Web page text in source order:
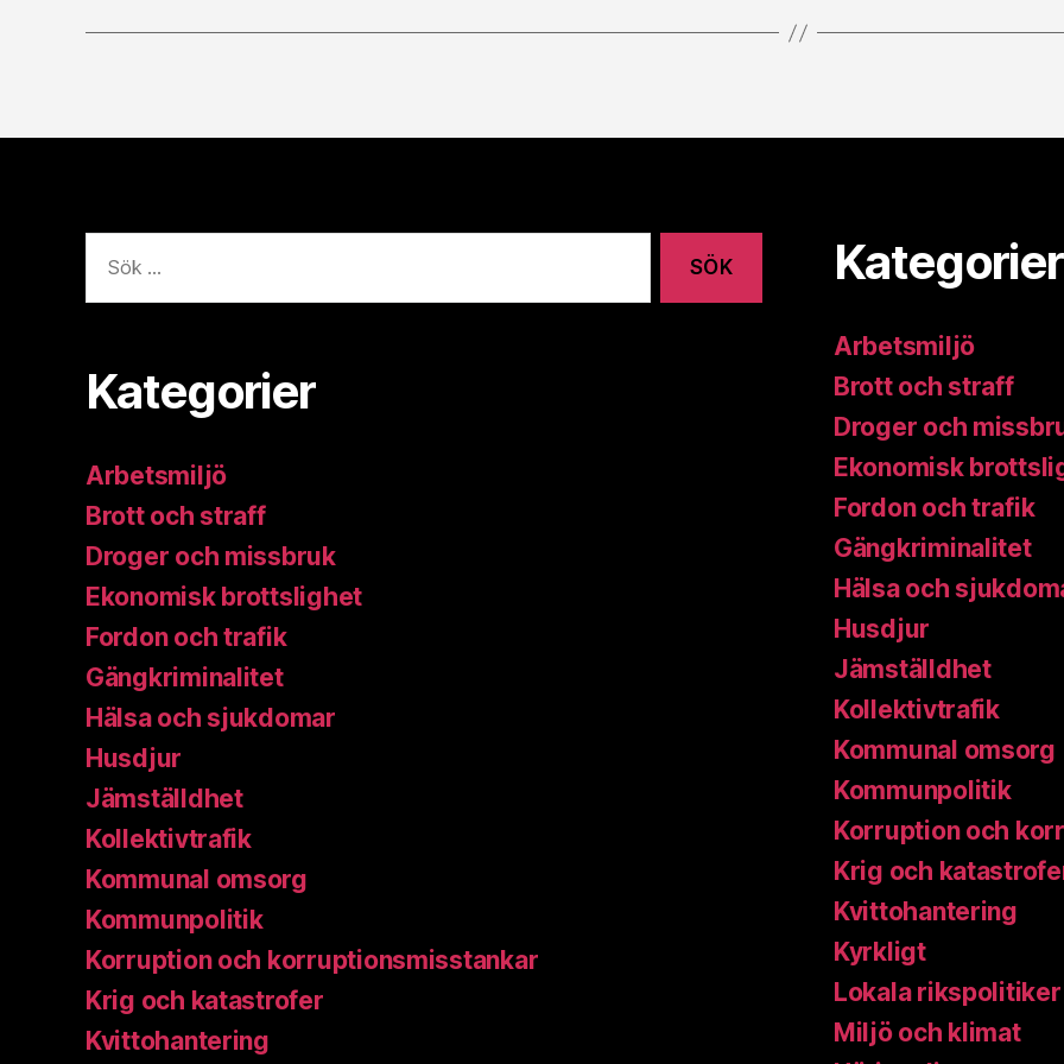
efter:
Kategorier
Arbetsmiljö
Brott och straff
Droger och missbruk
Ekonomisk brottslighet
Fordon och trafik
Gängkriminalitet
Hälsa och sjukdomar
Husdjur
Jämställdhet
Kollektivtrafik
Kommunal omsorg
Kommunpolitik
Korruption och korruptionsmisstankar
Krig och katastrofer
Kvittohantering
Kategorier
Arbetsmiljö
Brott och straff
Droger och
Ekonomisk
Fordon och trafik
Gängkriminalitet
Hälsa och
Husdjur
Jämställdhet
Kollektivtrafik
Kommunal omsorg
Kommunpolitik
Korruption och
Krig och
Kvittohantering
Kyrkligt
Lokala rikspolitiker
Miljö och klimat